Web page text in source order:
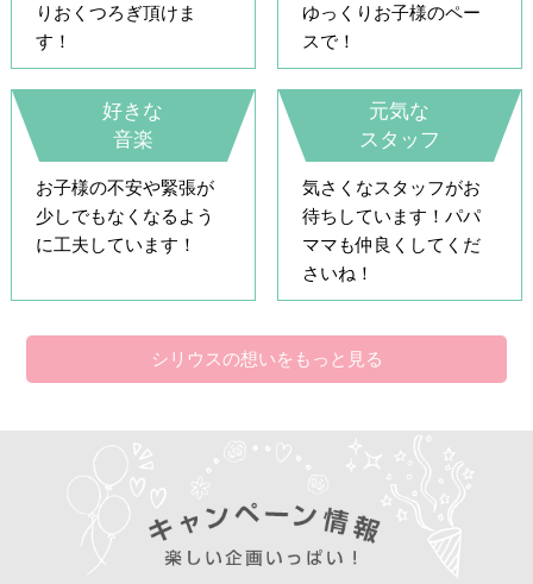
りおくつろぎ頂けま
す！
ゆっくりお子様のペー
スで！
好きな
音楽
お子様の不安や緊張が
少しでもなくなるよう
に工夫しています！
元気な
スタッフ
気さくなスタッフがお
待ちしています！パパ
ママも仲良くしてくだ
さいね！
シリウスの想いをもっと見る